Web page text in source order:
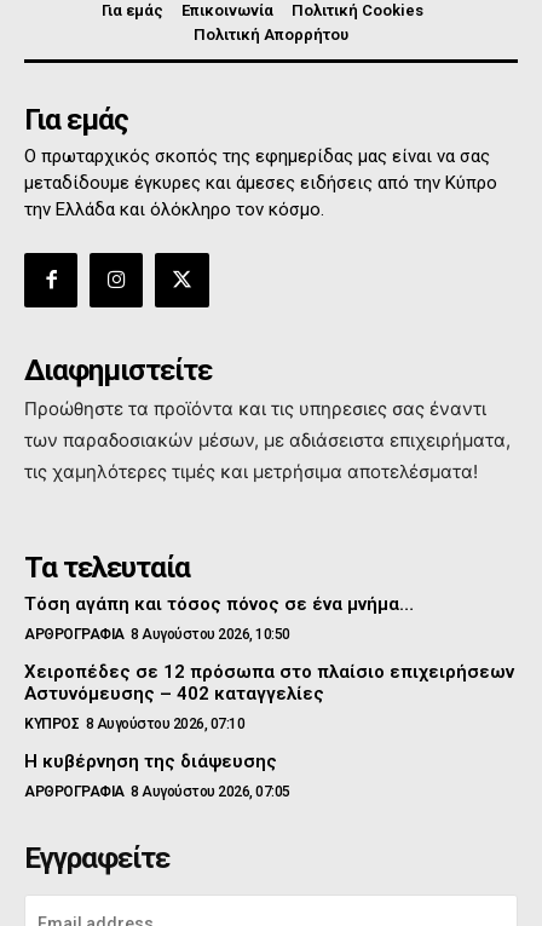
Για εμάς Επικοινωνία
Πολιτική Cookies
Πολιτική Απορρήτου
Για εμάς
Ο πρωταρχικός σκοπός της εφημερίδας μας είναι να σας
μεταδίδουμε έγκυρες και άμεσες ειδήσεις από την Κύπρο
την Ελλάδα και όλόκληρο τον κόσμο.
Διαφημιστείτε
Προώθηστε τα προϊόντα και τις υπηρεσιες σας έναντι
των παραδοσιακών μέσων, με αδιάσειστα επιχειρήματα,
τις χαμηλότερες τιμές και μετρήσιμα αποτελέσματα!
Τα τελευταία
Τόση αγάπη και τόσος πόνος σε ένα μνήμα…
ΑΡΘΡΟΓΡΑΦΙΑ 8 Αυγούστου 2026, 10:50
Χειροπέδες σε 12 πρόσωπα στο πλαίσιο επιχειρήσεων
Αστυνόμευσης – 402 καταγγελίες
ΚΥΠΡΟΣ 8 Αυγούστου 2026, 07:10
Η κυβέρνηση της διάψευσης
ΑΡΘΡΟΓΡΑΦΙΑ 8 Αυγούστου 2026, 07:05
Εγγραφείτε